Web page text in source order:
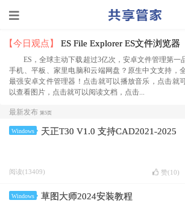
【今日观点】 ES File Explorer ES文件浏览器
ES，全球主动下载超过3亿次，安卓文件管理第一
手机、平板、家里电脑和云端网盘？原生中文支持，
最强安卓文件管理器！点击就可以播放音乐，点击就
以查看图片，点击就可以阅读文档，点击...
最新发布 第5页
Windows 天正T30 V1.0 支持CAD2021-2025
阅读(13409) 赞(10)
Windows 草图大师2024安装教程